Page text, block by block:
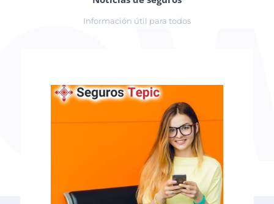
Información útil para todos